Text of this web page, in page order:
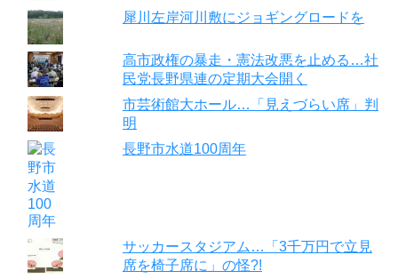
犀川左岸河川敷にジョギングロードを
高市政権の暴走・憲法改悪を止める…社
民党長野県連の定期大会開く
市芸術館大ホール…「見えづらい席」判
明
長野市水道100周年
サッカースタジアム…「3千万円で立見
席を椅子席に」の怪?!